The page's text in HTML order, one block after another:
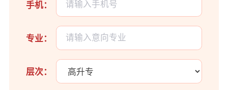
手机：
专业：
层次：